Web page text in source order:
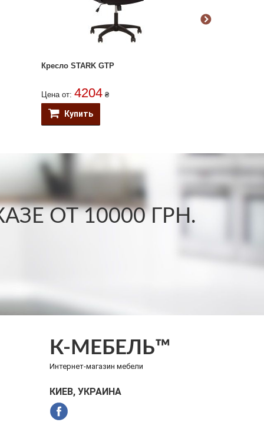
Кресло STARK GTP
Цена от: 4204 ₴
Купить
ОТ 10000 ГРН.
К-МЕБЕЛЬ™
Интернет-магазин мебели
КИЕВ, УКРАИНА